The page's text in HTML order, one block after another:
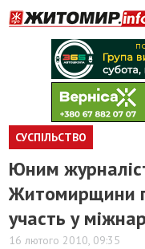
СУСПІЛЬСТВО
Юним
Житомирщини
участь у
16 лютого 2010, 09:35